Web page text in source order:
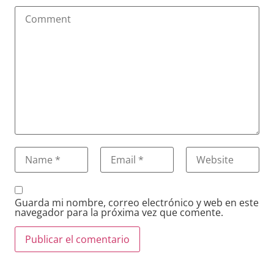
Guarda mi nombre, correo electrónico y web en este
navegador para la próxima vez que comente.